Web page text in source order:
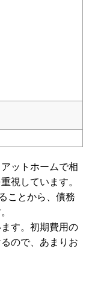
ットホームで相
視しています。
ことから、債務
す。初期費用の
ので、あまりお